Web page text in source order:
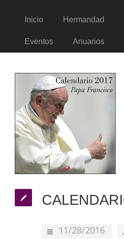
Inicio Hermandad
Eventos Anuarios
11/28/2016